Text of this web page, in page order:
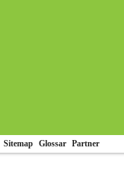
Sitemap Glossar Partner